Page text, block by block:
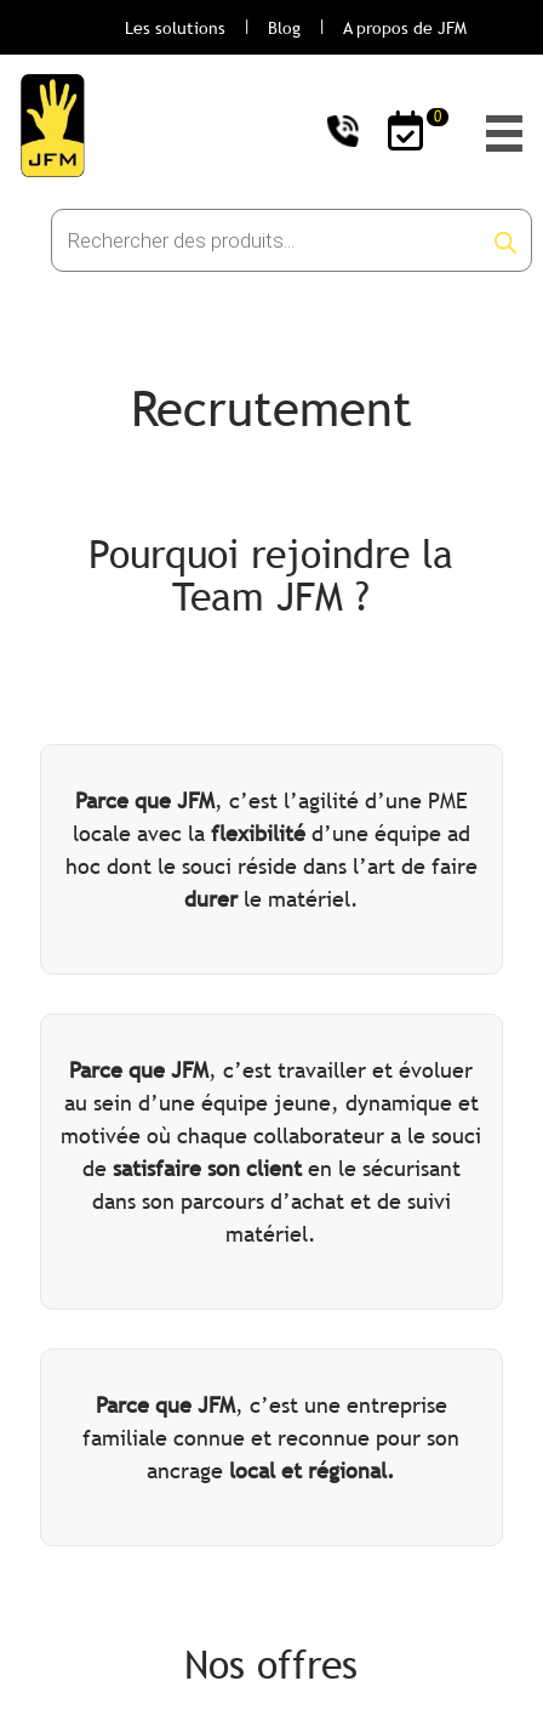
Les solutions Blog A propos de JFM
Recherche
de
produits
0
Recrutement
Pourquoi rejoindre la
Team JFM ?
Parce que JFM, c’est l’agilité d’une PME
locale avec la flexibilitéd’une équipe ad
hoc dont le souci réside dans l’art de faire
durerle matériel.
Parce que JFM, c’est travailler et évoluer
au sein d’une équipe jeune, dynamique et
motivée où chaque collaborateur a le souci
de satisfaire son clienten le sécurisant
dans son parcours d’achat et de suivi
matériel.
Parce que JFM, c’est une entreprise
familiale connue et reconnue pour son
ancrage local et régional.
Nos offres